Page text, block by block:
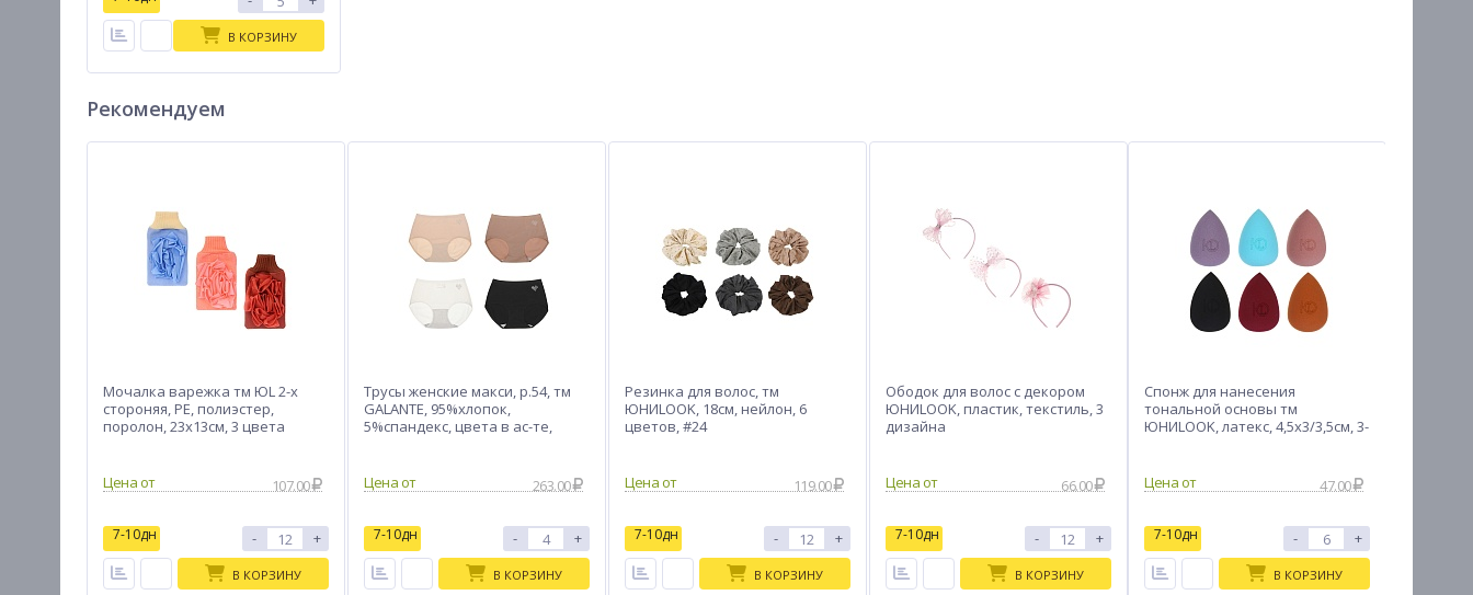
В КОРЗИНУ
Рекомендуем
Мочалка варежка тм ЮL 2-х
стороняя, РЕ, полиэстер,
поролон, 23х13см, 3 цвета
107.00
7-10дн - +
В КОРЗИНУ
Трусы женские макси, р.54, тм
GALANTE, 95%хлопок,
5%спандекс, цвета в ас-те,
263.00
7-10дн - +
В КОРЗИНУ
Резинка для волос, тм
ЮНИLOOK, 18см, нейлон, 6
цветов, #24
119.00
7-10дн - +
В КОРЗИНУ
Ободок для волос с декором
ЮНИLOOK, пластик, текстиль, 3
дизайна
66.00
7-10дн - +
В КОРЗИНУ
Спонж для нанесения
тональной основы тм
ЮНИLOOK, латекс, 4,5x3/3,5см, 3-
47.00
7-10дн - +
В КОРЗИНУ